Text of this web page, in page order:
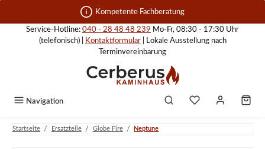
Zum Hauptinhalt springen Kompetente Fachberatung
Service-Hotline: 040 - 28 48 48 239 Mo-Fr, 08:30 - 17:30 Uhr
(telefonisch) |
Kontaktformular| Lokale Ausstellung nach
Terminvereinbarung
Navigation
Startseite / Ersatzteile / Globe Fire / Neptune